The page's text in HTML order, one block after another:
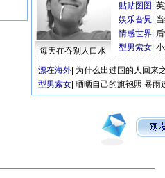
每天在吞别人口水
贴贴图图
娱乐旮旯
情感世界
型男索女
漂在海外 为什么出过国的人回来
型男索女 晒晒自己的旗袍照 暴雨